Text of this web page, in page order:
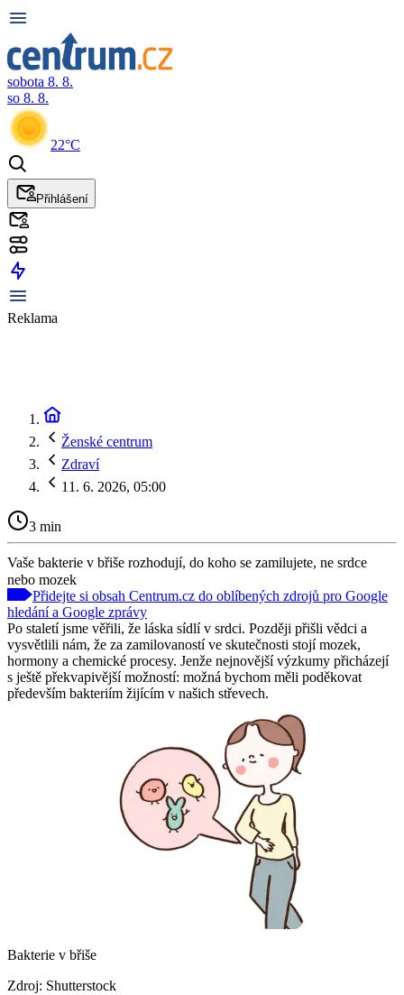
sobota 8. 8.
so 8. 8.
22°C
Přihlášení
Reklama
Ženské centrum
Zdraví
11. 6. 2026, 05:00
3 min
Vaše bakterie v břiše rozhodují, do koho se zamilujete, ne srdce
nebo mozek
Přidejte si obsah Centrum.cz do oblíbených zdrojů pro Google
hledání a Google zprávy
Po staletí jsme věřili, že láska sídlí v srdci. Později přišli vědci a
vysvětlili nám, že za zamilovaností ve skutečnosti stojí mozek,
hormony a chemické procesy. Jenže nejnovější výzkumy přicházejí
s ještě překvapivější možností: možná bychom měli poděkovat
především bakteriím žijícím v našich střevech.
Bakterie v břiše
Zdroj: Shutterstock